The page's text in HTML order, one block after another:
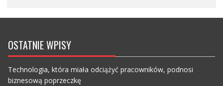
OSTATNIE WPISY
Technologia, która miała odciążyć pracowników, podnosi
biznesową poprzeczkę